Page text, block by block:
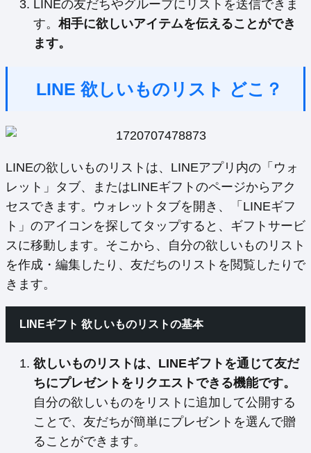
LINEの友だちやグループにリストを送信できま
す。 相手に欲しいアイテムを伝えることができ
ます。
LINE 欲しいものリスト どこ？
LINEの欲しいものリストは、LINEアプリ内の「ウォ
レット」タブ、またはLINEギフトのページからアク
セスできます。ウォレットタブを開き、「LINEギフ
ト」のアイコンを探してタップすると、ギフトサービ
スに移動します。そこから、自分の欲しいものリスト
を作成・編集したり、友だちのリストを閲覧したりで
きます。
LINEギフト 欲しいものリストの基本
欲しいものリストは、LINEギフトを通じて友だ
ちにプレゼントをリクエストできる機能です。
自分の欲しいものをリストに追加して公開する
ことで、友だちが簡単にプレゼントを選んで贈
ることができます。